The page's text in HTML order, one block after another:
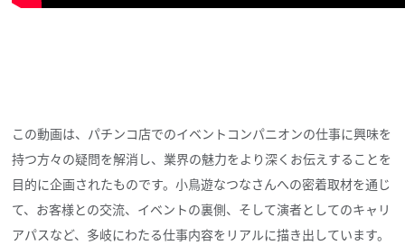
この動画は、パチンコ店でのイベントコンパニオンの仕事に興味を
持つ方々の疑問を解消し、業界の魅力をより深くお伝えすることを
目的に企画されたものです。小鳥遊なつなさんへの密着取材を通じ
て、お客様との交流、イベントの裏側、そして演者としてのキャリ
アパスなど、多岐にわたる仕事内容をリアルに描き出しています。